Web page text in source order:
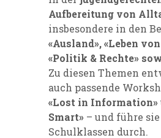
Aufbereitung von
insbesondere in den
«Ausland», «Leben
«Politik & Rechte»
Zu diesen Themen
auch passende
«Lost in Information»
Smart» – und führe
Schulklassen durch.